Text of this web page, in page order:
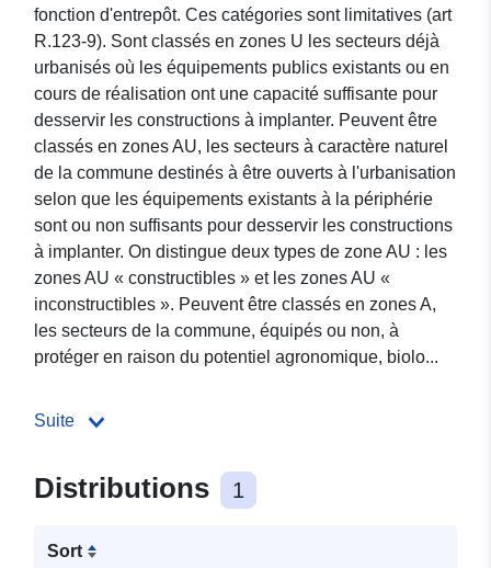
fonction d'entrepôt. Ces catégories sont limitatives (art
R.123-9). Sont classés en zones U les secteurs déjà
urbanisés où les équipements publics existants ou en
cours de réalisation ont une capacité suffisante pour
desservir les constructions à implanter. Peuvent être
classés en zones AU, les secteurs à caractère naturel
de la commune destinés à être ouverts à l'urbanisation
selon que les équipements existants à la périphérie
sont ou non suffisants pour desservir les constructions
à implanter. On distingue deux types de zone AU : les
zones AU « constructibles » et les zones AU «
inconstructibles ». Peuvent être classés en zones A,
les secteurs de la commune, équipés ou non, à
protéger en raison du potentiel agronomique, biolo...
Suite
Distributions 1
Sort